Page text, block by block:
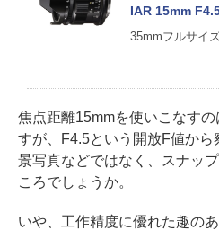
IAR 15mm
35mmフルサイ
焦点距離15mmを使いこなす
すが、F4.5という開放F値から
景写真などではなく、スナッ
ころでしょうか。
いや、工作精度に優れた趣の